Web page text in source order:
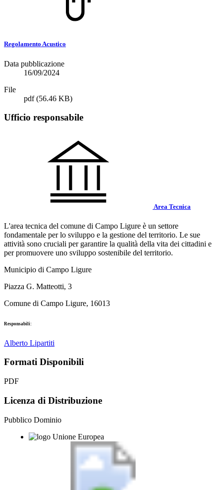
Regolamento Acustico
Data pubblicazione
16/09/2024
File
pdf(56.46 KB)
Ufficio responsabile
Area Tecnica
L'area tecnica del comune di Campo Ligure è un settore
fondamentale per lo sviluppo e la gestione del territorio. Le sue
attività sono cruciali per garantire la qualità della vita dei cittadini e
per promuovere uno sviluppo sostenibile del territorio.
Municipio di Campo Ligure
Piazza G. Matteotti, 3
Comune di Campo Ligure, 16013
Responsabili:
Alberto Lipartiti
Formati Disponibili
PDF
Licenza di Distribuzione
Pubblico Dominio